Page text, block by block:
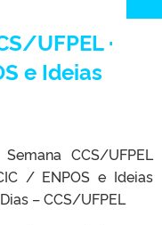
UFPEL ·
e Ideias
CCS/UFPEL
/ ENPOS e Ideias
– CCS/UFPEL